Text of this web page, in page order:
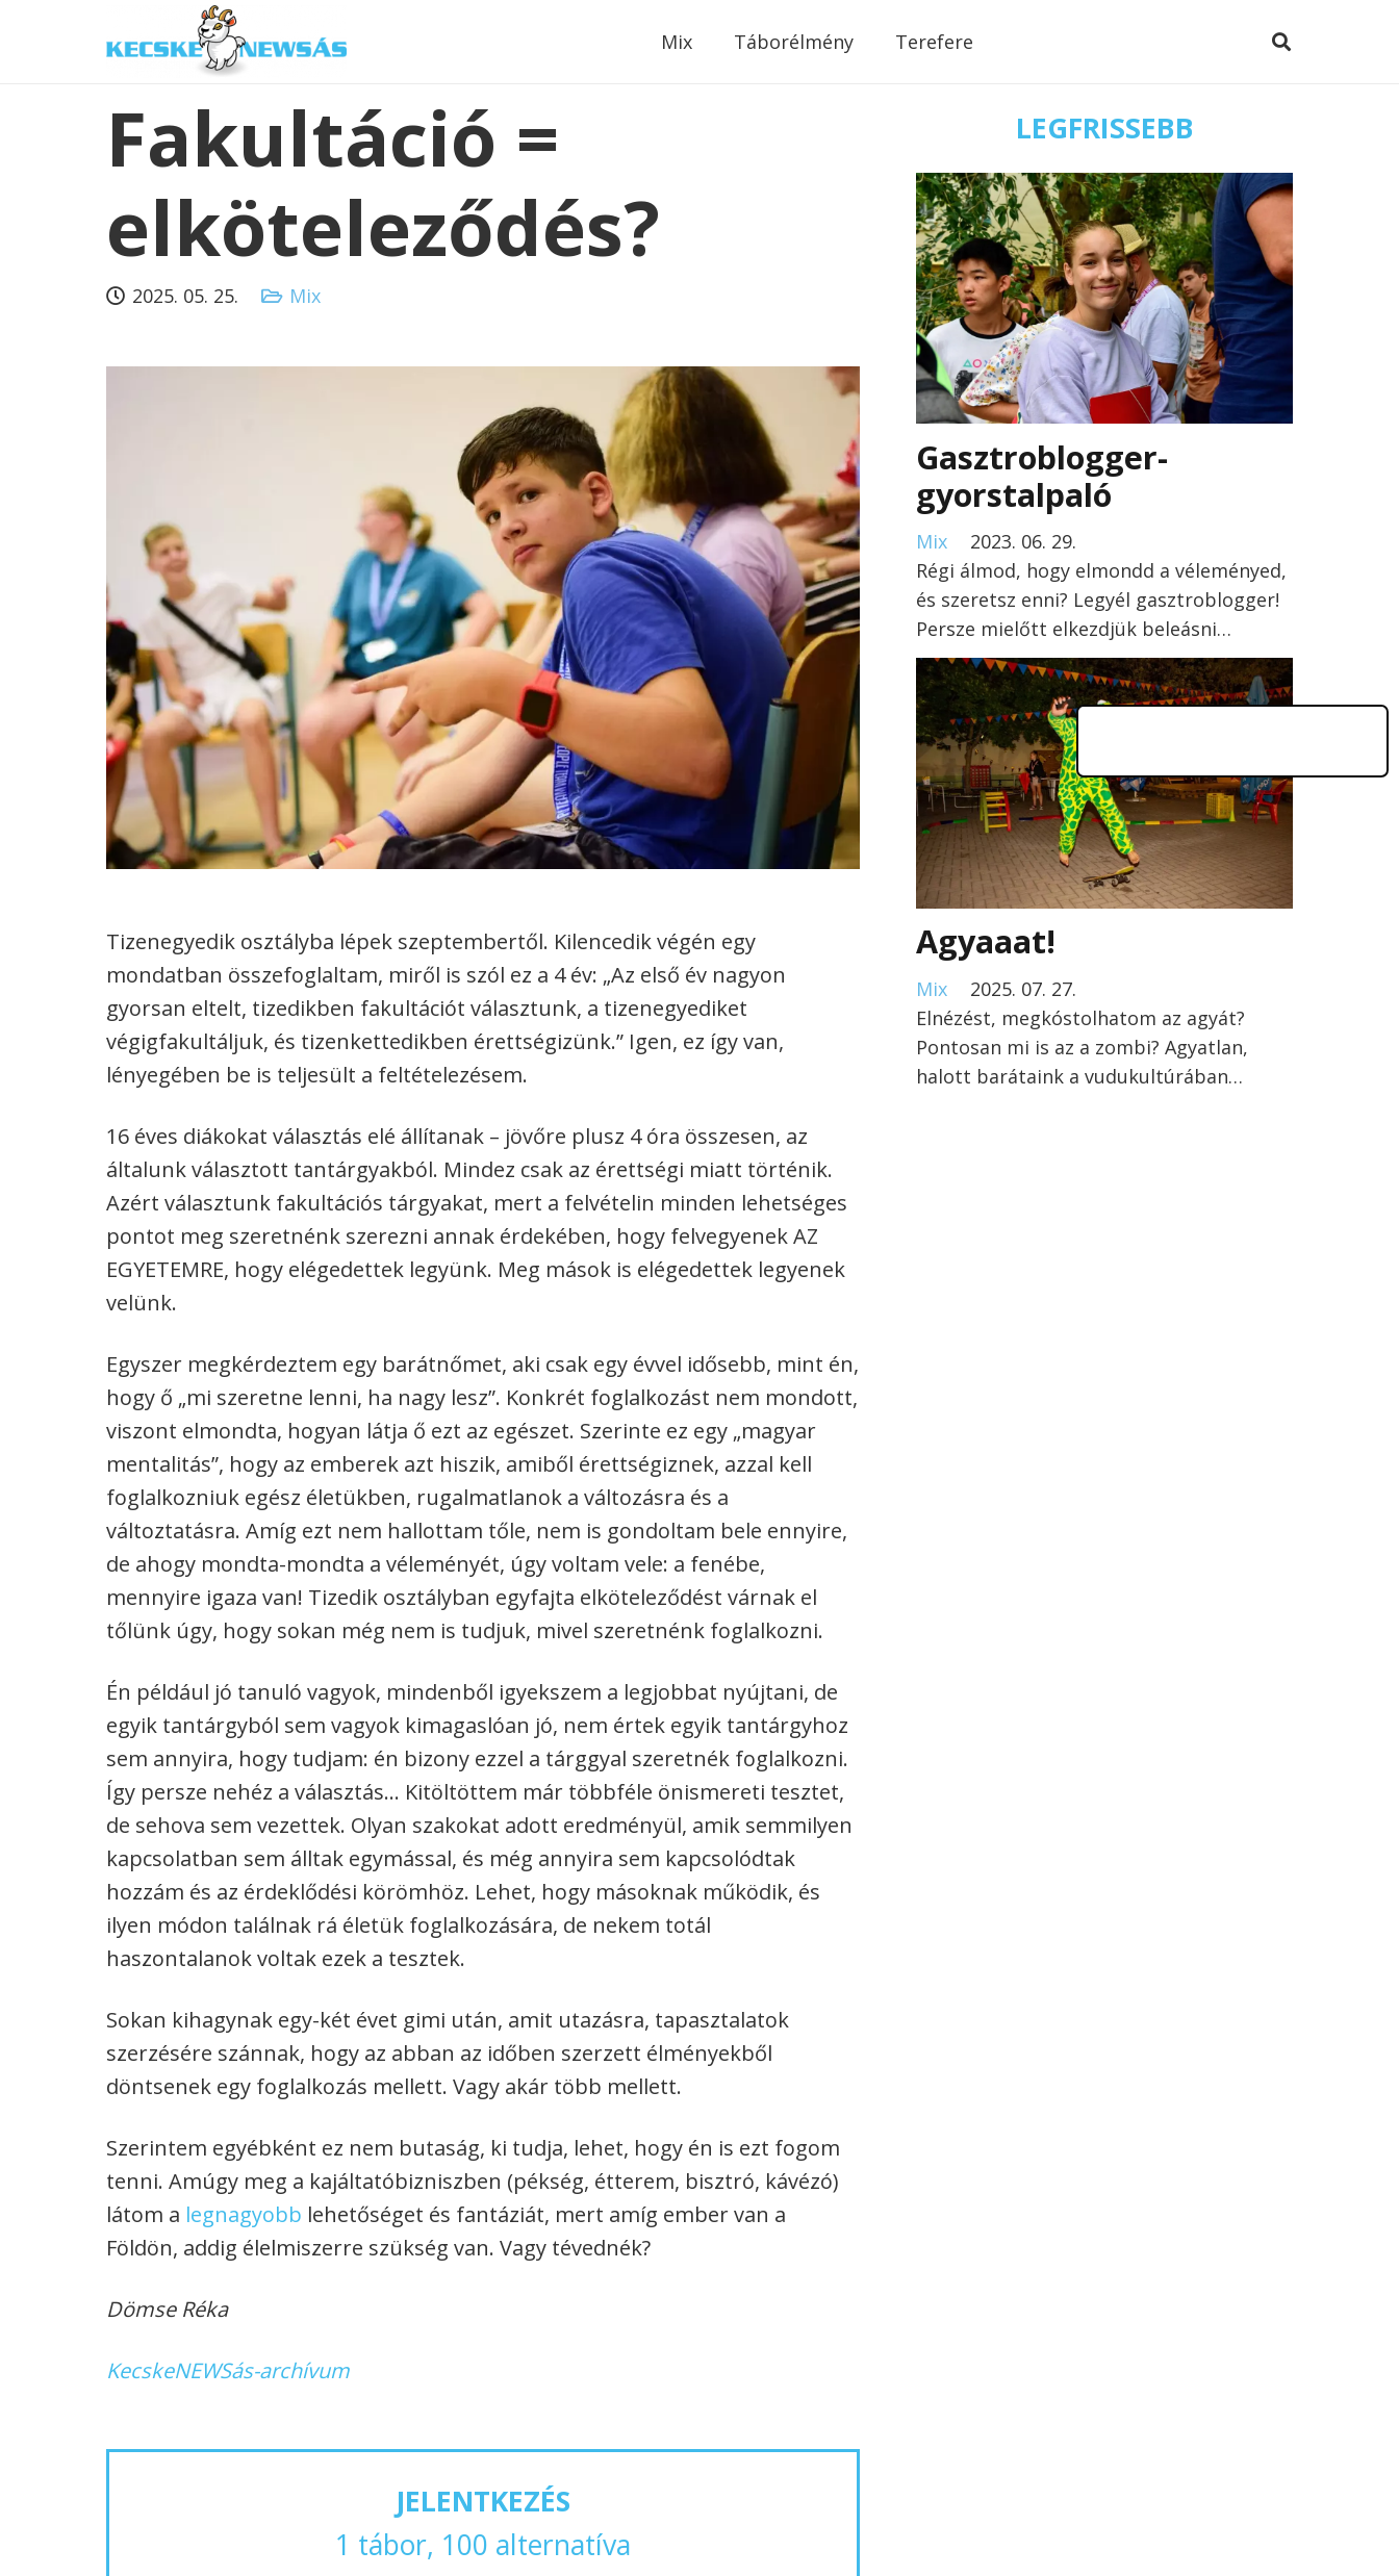
Mix Táborélmény Terefere
Fakultáció =
elköteleződés?
2025. 05. 25. Mix
Tizenegyedik osztályba lépek szeptembertől. Kilencedik végén egy
mondatban összefoglaltam, miről is szól ez a 4 év: „Az első év nagyon
gyorsan eltelt, tizedikben fakultációt választunk, a tizenegyediket
végigfakultáljuk, és tizenkettedikben érettségizünk.” Igen, ez így van,
lényegében be is teljesült a feltételezésem.
16 éves diákokat választás elé állítanak – jövőre plusz 4 óra összesen, az
általunk választott tantárgyakból. Mindez csak az érettségi miatt történik.
Azért választunk fakultációs tárgyakat, mert a felvételin minden lehetséges
pontot meg szeretnénk szerezni annak érdekében, hogy felvegyenek AZ
EGYETEMRE, hogy elégedettek legyünk. Meg mások is elégedettek legyenek
velünk.
Egyszer megkérdeztem egy barátnőmet, aki csak egy évvel idősebb, mint én,
hogy ő „mi szeretne lenni, ha nagy lesz”. Konkrét foglalkozást nem mondott,
viszont elmondta, hogyan látja ő ezt az egészet. Szerinte ez egy „magyar
mentalitás”, hogy az emberek azt hiszik, amiből érettségiznek, azzal kell
foglalkozniuk egész életükben, rugalmatlanok a változásra és a
változtatásra. Amíg ezt nem hallottam tőle, nem is gondoltam bele ennyire,
de ahogy mondta-mondta a véleményét, úgy voltam vele: a fenébe,
mennyire igaza van! Tizedik osztályban egyfajta elköteleződést várnak el
tőlünk úgy, hogy sokan még nem is tudjuk, mivel szeretnénk foglalkozni.
Én például jó tanuló vagyok, mindenből igyekszem a legjobbat nyújtani, de
egyik tantárgyból sem vagyok kimagaslóan jó, nem értek egyik tantárgyhoz
sem annyira, hogy tudjam: én bizony ezzel a tárggyal szeretnék foglalkozni.
Így persze nehéz a választás… Kitöltöttem már többféle önismereti tesztet,
de sehova sem vezettek. Olyan szakokat adott eredményül, amik semmilyen
kapcsolatban sem álltak egymással, és még annyira sem kapcsolódtak
hozzám és az érdeklődési körömhöz. Lehet, hogy másoknak működik, és
ilyen módon találnak rá életük foglalkozására, de nekem totál
haszontalanok voltak ezek a tesztek.
Sokan kihagynak egy-két évet gimi után, amit utazásra, tapasztalatok
szerzésére szánnak, hogy az abban az időben szerzett élményekből
döntsenek egy foglalkozás mellett. Vagy akár több mellett.
Szerintem egyébként ez nem butaság, ki tudja, lehet, hogy én is ezt fogom
tenni. Amúgy meg a kajáltatóbizniszben (pékség, étterem, bisztró, kávézó)
látom a legnagyobb lehetőséget és fantáziát, mert amíg ember van a
Földön, addig élelmiszerre szükség van. Vagy tévednék?
Dömse Réka
KecskeNEWSás-archívum
JELENTKEZÉS
1 tábor, 100 alternatíva
LEGFRISSEBB
Gasztroblogger-
gyorstalpaló
Mix
2023. 06. 29.
Régi álmod, hogy elmondd a véleményed,
és szeretsz enni? Legyél gasztroblogger!
Persze mielőtt elkezdjük beleásni…
Agyaaat!
Mix
2025. 07. 27.
Elnézést, megkóstolhatom az agyát?
Pontosan mi is az a zombi? Agyatlan,
halott barátaink a vudukultúrában…